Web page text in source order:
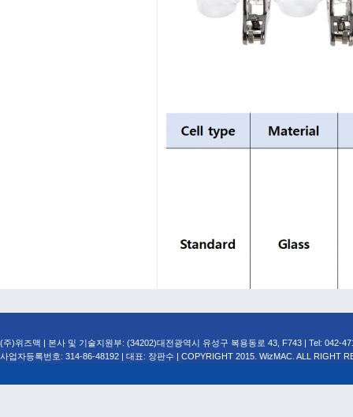
(주)위즈맥 | 본사 및 기술지원부: (34202)대전광역시 유성구 복용동로 43, F743 | Tel: 042-
사업자등록번호: 314-86-48192 | 대표: 장판수 | COPYRIGHT 2015. WizMAC. ALL RIGHT